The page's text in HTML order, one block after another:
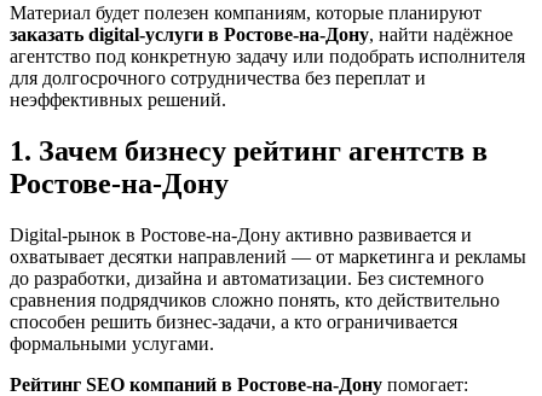
Материал будет полезен компаниям, которые планируют
заказать digital-услуги в Ростове-на-Дону, найти надёжное
агентство под конкретную задачу или подобрать исполнителя
для долгосрочного сотрудничества без переплат и
неэффективных решений.
1. Зачем бизнесу рейтинг агентств в
Ростове-на-Дону
Digital-рынок в Ростове-на-Дону активно развивается и
охватывает десятки направлений — от маркетинга и рекламы
до разработки, дизайна и автоматизации. Без системного
сравнения подрядчиков сложно понять, кто действительно
способен решить бизнес-задачи, а кто ограничивается
формальными услугами.
Рейтинг SEO компаний в Ростове-на-Дону помогает: